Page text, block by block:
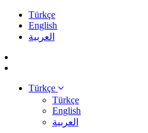
Türkçe
English
العربية
Türkçe
Türkçe
English
العربية